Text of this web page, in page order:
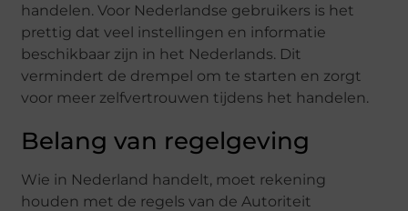
handelen. Voor Nederlandse gebruikers is het
prettig dat veel instellingen en informatie
beschikbaar zijn in het Nederlands. Dit
vermindert de drempel om te starten en zorgt
voor meer zelfvertrouwen tijdens het handelen.
Belang van regelgeving
Wie in Nederland handelt, moet rekening
houden met de regels van de Autoriteit